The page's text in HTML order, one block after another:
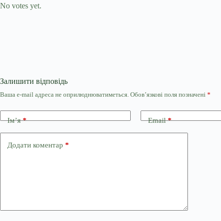
No votes yet.
Залишити відповідь
Ваша e-mail адреса не оприлюднюватиметься. Обов’язкові поля позначені *
Ім’я* Email*
Додати коментар *